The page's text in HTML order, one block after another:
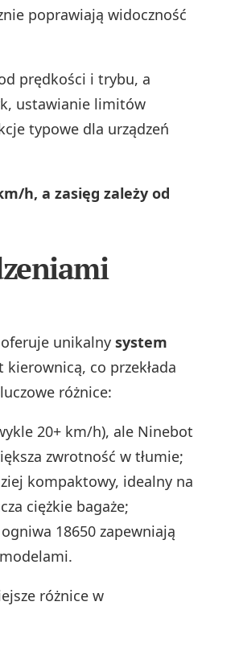
poprawiają widoczność
prędkości i trybu, a
ustawianie limitów
typowe dla urządzeń
h, a zasięg zależy od
unikalny system
kierownicą, co przekłada
różnice:
20+ km/h), ale Ninebot
zwrotność w tłumie;
kompaktowy, idealny na
ciężkie bagaże;
18650 zapewniają
różnice w